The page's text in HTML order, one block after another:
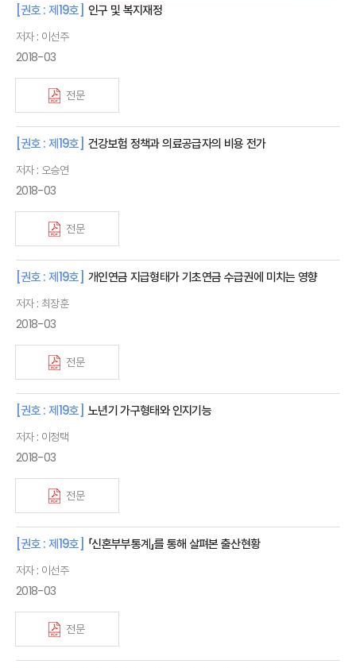
[권호 : 제19호] 인구 및 복지재정
저자 : 이선주
2018-03
전문
[권호 : 제19호] 건강보험 정책과 의료공급자의 비용 전가
저자 : 오승연
2018-03
전문
[권호 : 제19호] 개인연금 지급형태가 기초연금 수급권에 미치는 영향
저자 : 최장훈
2018-03
전문
[권호 : 제19호] 노년기 가구형태와 인지기능
저자 : 이정택
2018-03
전문
[권호 : 제19호] 「신혼부부통계」를 통해 살펴본 출산현황
저자 : 이선주
2018-03
전문